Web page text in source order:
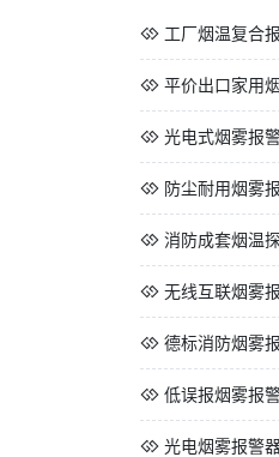
工厂烟温复合
平价出口家用
光电式烟雾报
防尘耐用烟雾
消防成套烟温
无线互联烟雾
德标消防烟雾
低误报烟雾报
光电烟雾报警